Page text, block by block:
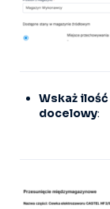
Wskaż ilość
docelowy: